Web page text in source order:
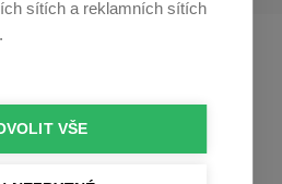
sítích a reklamních sítích
VŠE